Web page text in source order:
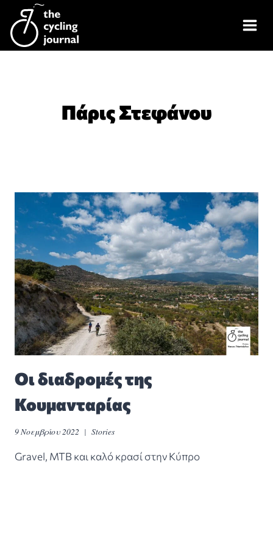
content
Πάρις Στεφάνου
Οι διαδρομές της
Κουμανταρίας
9 Νοεμβρίου 2022 Stories
Gravel, MTB και καλό κρασί στην Κύπρο